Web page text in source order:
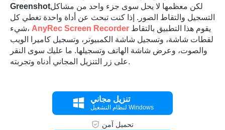
Greenshotلكن معظمها لا يحل سوى جزء واحد من مشاكل
التسجيل والتقاط الصور. إذا كنت تبحث عن أداة واحدة تغطي كل
شيء، AnyRec Screen Recorder
لقطات شاشة، وتسجيل شاشة الكمبيوتر، وتسجيل كاميرا الويب
والصوت، وعرض شاشة الهاتف وتسجيلها. ما عليك سوى النقر
على زر التنزيل المجاني أدناه وتجربته.
تنزيل مجاني
لنظام التشغيل Windows
تحميل آمن